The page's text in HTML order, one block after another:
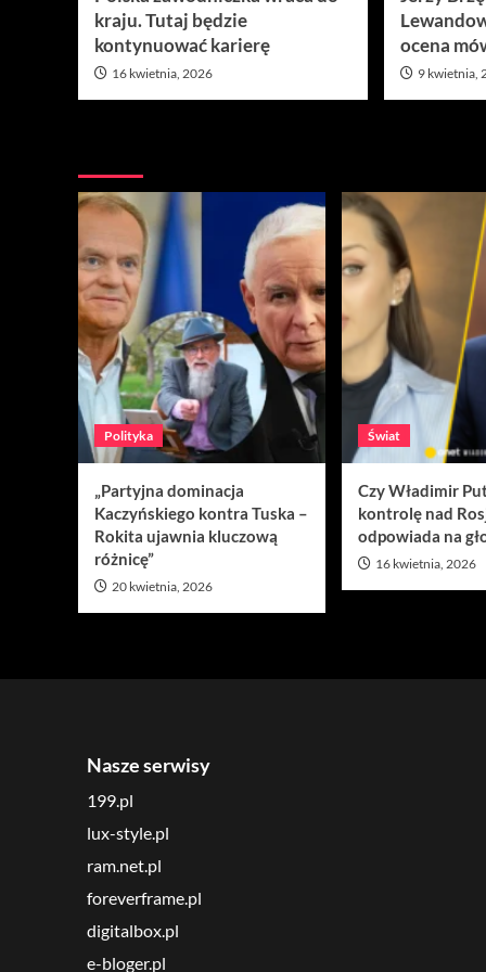
kraju. Tutaj będzie
kontynuować karierę
16 kwietnia, 2026
ocena
9 kwietnia,
Polityka
„Partyjna dominacja
Kaczyńskiego kontra Tuska –
Rokita ujawnia kluczową
różnicę”
20 kwietnia, 2026
Świat
Czy Władimir
kontrolę nad
odpowiada na
16 kwietnia, 2026
Nasze serwisy
199.pl
lux-style.pl
ram.net.pl
foreverframe.pl
digitalbox.pl
e-bloger.pl